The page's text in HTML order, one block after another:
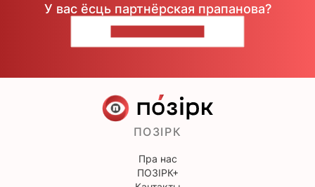
У вас ёсць партнёрская прапанова?
ПОЗІРК
Пра нас
ПОЗІРК+